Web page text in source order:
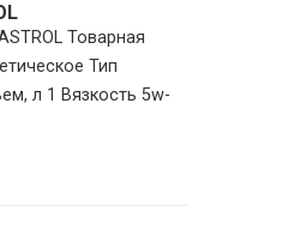
Товарная
Тип
л 1 Вязкость 5w-